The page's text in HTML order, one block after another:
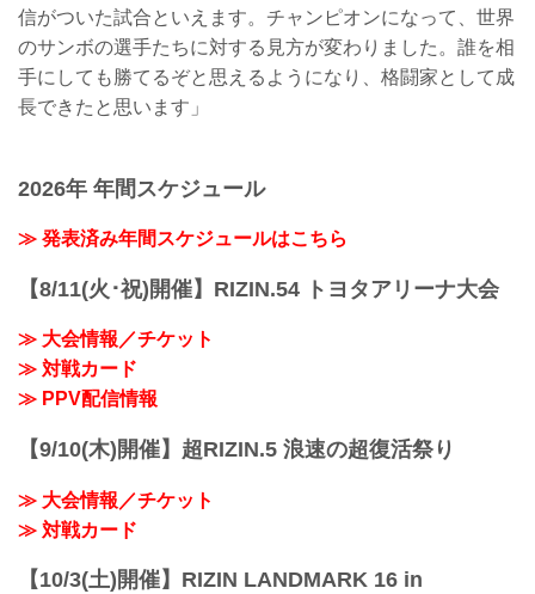
信がついた試合といえます。チャンピオンになって、世界
のサンボの選手たちに対する見方が変わりました。誰を相
手にしても勝てるぞと思えるようになり、格闘家として成
長できたと思います」
2026年 年間スケジュール
≫ 発表済み年間スケジュールはこちら
【8/11(火･祝)開催】RIZIN.54 トヨタアリーナ大会
≫ 大会情報／チケット
≫ 対戦カード
≫ PPV配信情報
【9/10(木)開催】超RIZIN.5 浪速の超復活祭り
≫ 大会情報／チケット
≫ 対戦カード
【10/3(土)開催】RIZIN LANDMARK 16 in